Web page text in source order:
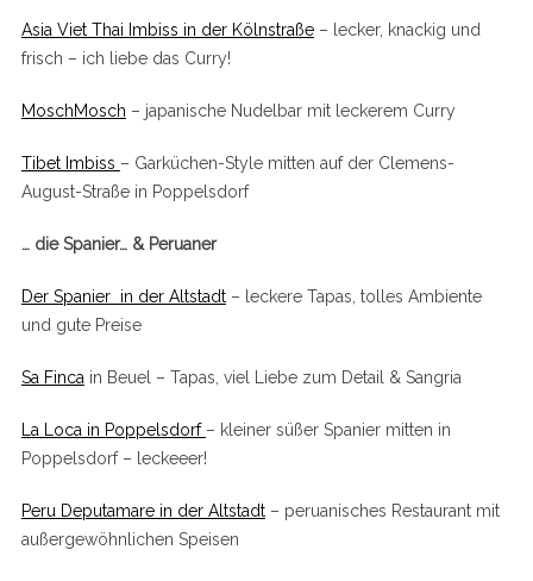
Asia Viet Thai Imbiss in der Kölnstraße– lecker, knackig und
frisch – ich liebe das Curry!
MoschMosch – japanische Nudelbar mit leckerem Curry
Tibet Imbiss – Garküchen-Style mitten auf der Clemens-
August-Straße in Poppelsdorf
… die Spanier… & Peruaner
Der Spanier in der Altstadt– leckere Tapas, tolles Ambiente
und gute Preise
Sa Finca in Beuel – Tapas, viel Liebe zum Detail & Sangria
La Loca in Poppelsdorf – kleiner süßer Spanier mitten in
Poppelsdorf – leckeeer!
Peru Deputamare in der Altstadt– peruanisches Restaurant mit
außergewöhnlichen Speisen